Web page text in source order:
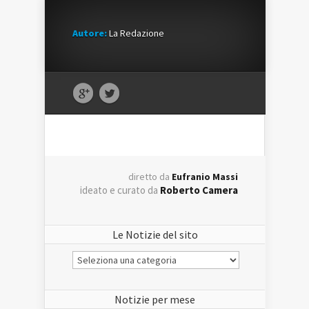
Autore:La Redazione
diretto da Eufranio Massi
ideato e curato da Roberto Camera
Le Notizie del sito
Le
Notizie
Notizie per mese